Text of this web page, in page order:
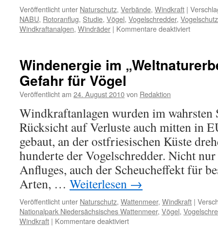
Veröffentlicht unter Naturschutz, Verbände, Windkraft |
NABU, Rotoranflug, Studie, Vögel, Vogelschredder, Vogelschutz
Windkraftanalgen, Windräder | Kommentare deaktiviertfür
sagt
Windenergie im
Gefahr für Vögel
Veröffentlicht am 24. August 2010von Redaktion
Windkraftanlagen wurden im wahrsten
Rücksicht auf Verluste auch mitten in
gebaut, an der ostfriesischen Küste
hunderte der Vogelschredder. Nicht
Anfluges, auch der Scheucheffekt für
Arten, … Weiterlesen →
Veröffentlicht unter Naturschutz, Wattenmeer, Windkraft |
Nationalpark Niedersächsisches Wattenmeer, Vögel,
Windkraft | Kommentare deaktiviertfür